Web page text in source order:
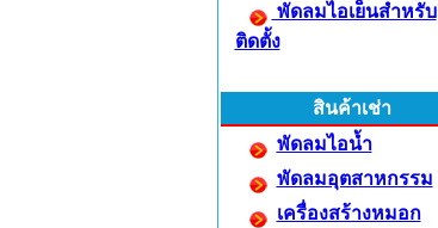
พัดลมไอเย็นสำหรับ
ติดตั้ง
สินค้าเช่า
พัดลมไอน้ำ
พัดลมอุตสาหกรรม
เครื่องสร้างหมอก